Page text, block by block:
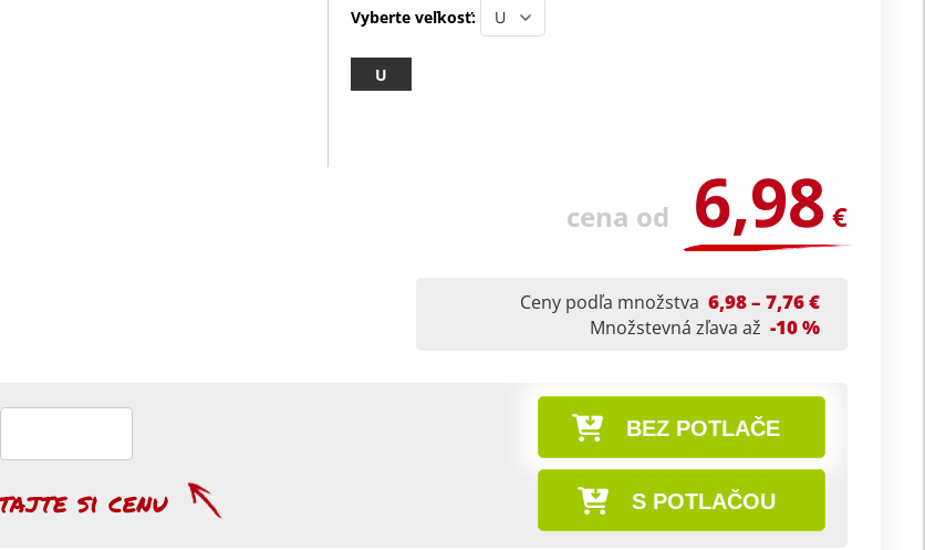
Vyberte veľkosť:
U
cena od 6,98 €
Ceny podľa množstva 6,98 – 7,76 €
Množstevná zľava až -10 %
BEZ POTLAČE
S POTLAČOU